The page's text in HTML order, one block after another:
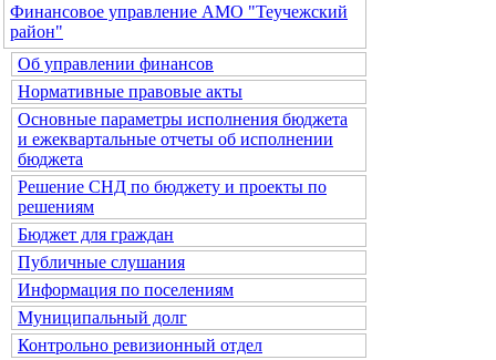
Финансовое управление АМО "Теучежский
район"
Об управлении финансов
Нормативные правовые акты
Основные параметры исполнения бюджета
и ежеквартальные отчеты об исполнении
бюджета
Решение СНД по бюджету и проекты по
решениям
Бюджет для граждан
Публичные слушания
Информация по поселениям
Муниципальный долг
Контрольно ревизионный отдел